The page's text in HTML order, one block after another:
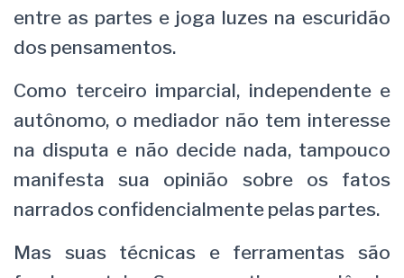
entre as partes e joga luzes na escuridão
dos pensamentos.
Como terceiro imparcial, independente e
autônomo, o mediador não tem interesse
na disputa e não decide nada, tampouco
manifesta sua opinião sobre os fatos
narrados confidencialmente pelas partes.
Mas suas técnicas e ferramentas são